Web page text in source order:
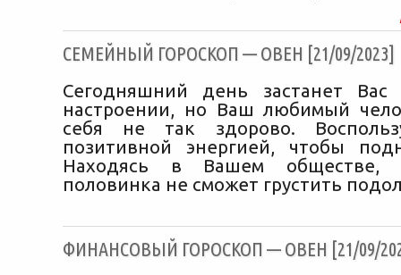
CЕМЕЙНЫЙ ГОРОСКОП — ОВЕН [21/09/2023]
Сегодняшний день застанет
настроении, но Ваш любимый
себя не так здорово.
позитивной энергией, чтобы
Находясь в Вашем обществе,
половинка не сможет грустить
ФИНАНСОВЫЙ ГОРОСКОП — ОВЕН [21/09/